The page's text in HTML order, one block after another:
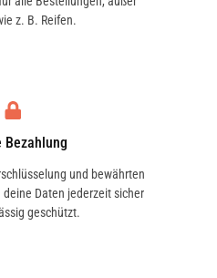
z. B. Reifen.
Bezahlung
und bewährten
Daten jederzeit sicher
geschützt.